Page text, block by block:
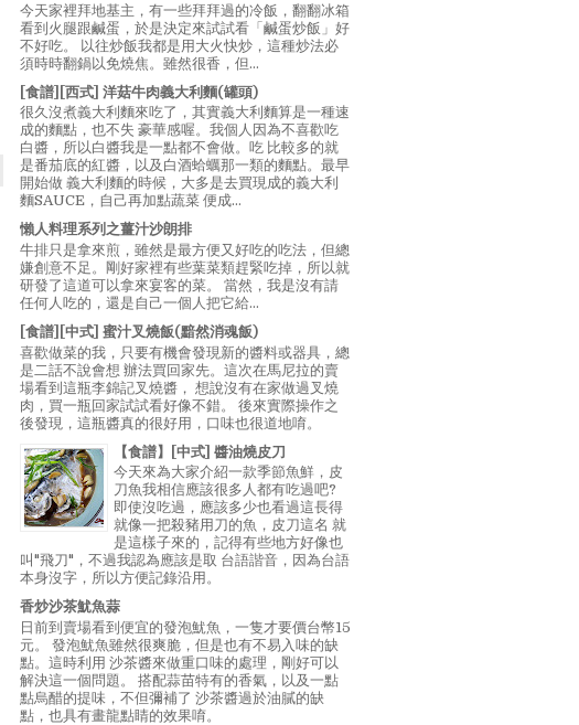
今天家裡拜地基主，有一些拜拜過的冷飯，翻翻冰箱
看到火腿跟鹹蛋，於是決定來試試看「鹹蛋炒飯」好
不好吃。 以往炒飯我都是用大火快炒，這種炒法必
須時時翻鍋以免燒焦。雖然很香，但...
[食譜][西式] 洋菇牛肉義大利麵(罐頭)
很久沒煮義大利麵來吃了，其實義大利麵算是一種速
成的麵點，也不失 豪華感喔。我個人因為不喜歡吃
白醬，所以白醬我是一點都不會做。吃 比較多的就
是番茄底的紅醬，以及白酒蛤蠣那一類的麵點。最早
開始做 義大利麵的時候，大多是去買現成的義大利
麵SAUCE，自己再加點蔬菜 便成...
懶人料理系列之薑汁沙朗排
牛排只是拿來煎，雖然是最方便又好吃的吃法，但總
嫌創意不足。剛好家裡有些葉菜類趕緊吃掉，所以就
研發了這道可以拿來宴客的菜。 當然，我是沒有請
任何人吃的，還是自己一個人把它給...
[食譜][中式] 蜜汁叉燒飯(黯然消魂飯)
喜歡做菜的我，只要有機會發現新的醬料或器具，總
是二話不說會想 辦法買回家先。這次在馬尼拉的賣
場看到這瓶李錦記叉燒醬， 想說沒有在家做過叉燒
肉，買一瓶回家試試看好像不錯。 後來實際操作之
後發現，這瓶醬真的很好用，口味也很道地唷。
【食譜】[中式] 醬油燒皮刀
今天來為大家介紹一款季節魚鮮，皮
刀魚我相信應該很多人都有吃過吧?
即使沒吃過，應該多少也看過這長得
就像一把殺豬用刀的魚，皮刀這名 就
是這樣子來的，記得有些地方好像也
叫"飛刀"，不過我認為應該是取 台語諧音，因為台語
本身沒字，所以方便記錄沿用。
香炒沙茶魷魚蒜
日前到賣場看到便宜的發泡魷魚，一隻才要價台幣15
元。 發泡魷魚雖然很爽脆，但是也有不易入味的缺
點。這時利用 沙茶醬來做重口味的處理，剛好可以
解決這一個問題。 搭配蒜苗特有的香氣，以及一點
點烏醋的提味，不但彌補了 沙茶醬過於油膩的缺
點，也具有畫龍點睛的效果唷。